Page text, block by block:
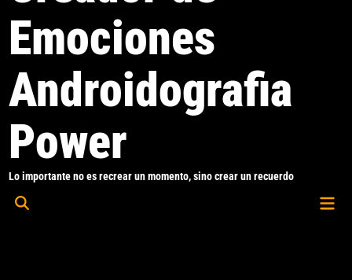
Emociones
Androidografia
Power
Lo importante no es recrear un momento, sino crear un recuerdo
Abrir